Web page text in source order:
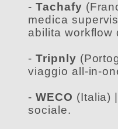
- Tachafy
medica
abilita workflow
- Tripnly
viaggio all-in-
- WECO (Italia)
sociale.